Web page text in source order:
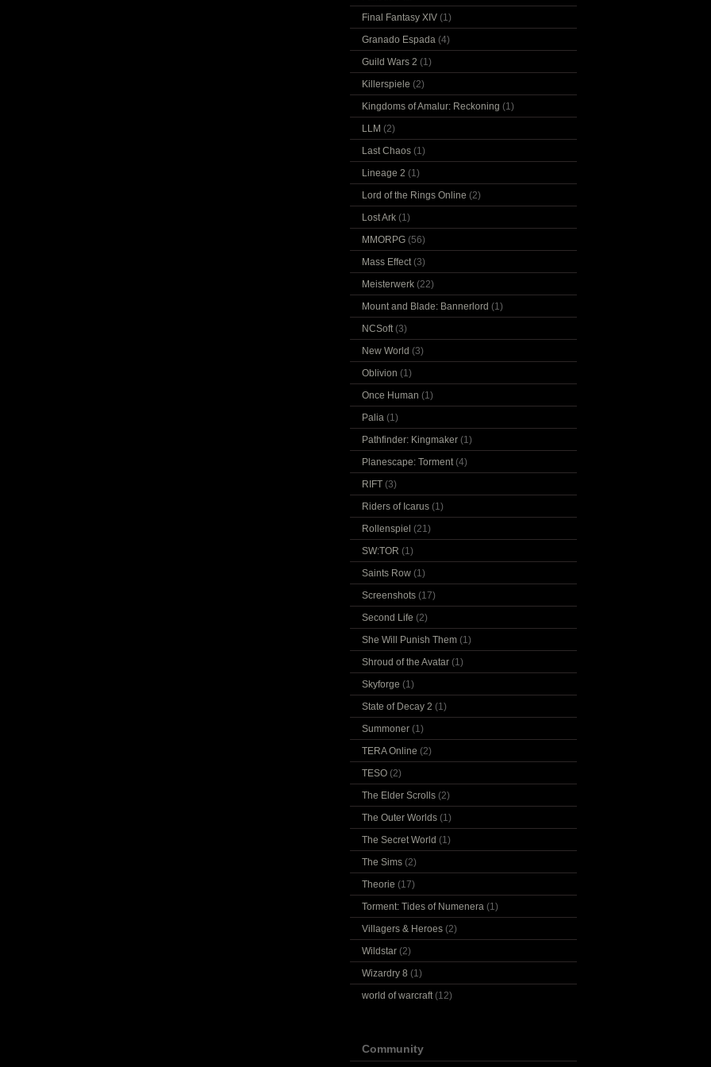
Final Fantasy XIV (1)
Granado Espada (4)
Guild Wars 2 (1)
Killerspiele (2)
Kingdoms of Amalur: Reckoning (1)
LLM (2)
Last Chaos (1)
Lineage 2 (1)
Lord of the Rings Online (2)
Lost Ark (1)
MMORPG (56)
Mass Effect (3)
Meisterwerk (22)
Mount and Blade: Bannerlord (1)
NCSoft (3)
New World (3)
Oblivion (1)
Once Human (1)
Palia (1)
Pathfinder: Kingmaker (1)
Planescape: Torment (4)
RIFT (3)
Riders of Icarus (1)
Rollenspiel (21)
SW:TOR (1)
Saints Row (1)
Screenshots (17)
Second Life (2)
She Will Punish Them (1)
Shroud of the Avatar (1)
Skyforge (1)
State of Decay 2 (1)
Summoner (1)
TERA Online (2)
TESO (2)
The Elder Scrolls (2)
The Outer Worlds (1)
The Secret World (1)
The Sims (2)
Theorie (17)
Torment: Tides of Numenera (1)
Villagers & Heroes (2)
Wildstar (2)
Wizardry 8 (1)
world of warcraft (12)
Community